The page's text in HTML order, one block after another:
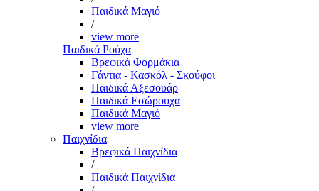
Παιδικά Μαγιό
/
view more
Παιδικά Ρούχα
Βρεφικά Φορμάκια
Γάντια - Κασκόλ - Σκούφοι
Παιδικά Αξεσουάρ
Παιδικά Εσώρουχα
Παιδικά Μαγιό
view more
Παιχνίδια
Βρεφικά Παιχνίδια
/
Παιδικά Παιχνίδια